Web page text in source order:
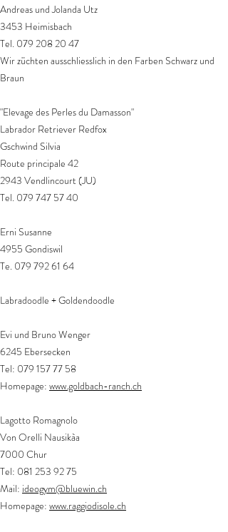
Andreas und Jolanda Utz
3453 Heimisbach
Tel. 079 208 20 47
Wir züchten ausschliesslich in den Farben Schwarz und
Braun
"Elevage des Perles du Damasson"
Labrador Retriever Redfox
Gschwind Silvia
Route principale 42
2943 Vendlincourt (JU)
Tel. 079 747 57 40
Erni Susanne
4955 Gondiswil
Te. 079 792 61 64
​​​Labradoodle + Goldendoodle
​Evi und Bruno Wenger
6245 Ebersecken
Tel: 079 157 77 58
Homepage: www.goldbach-ranch.ch
Lagotto Romagnolo
Von Orelli Nausikàa
7000 Chur
Tel: 081 253 92 75
Mail: ideogym@bluewin.ch
Homepage: www.raggiodisole.ch